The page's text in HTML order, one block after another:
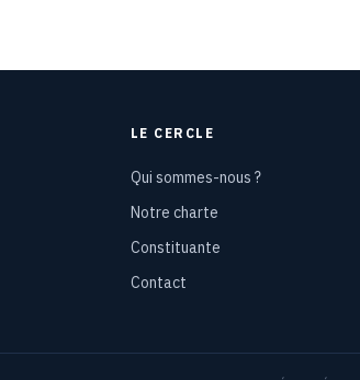
LE CERCLE
Qui sommes-nous ?
Notre charte
Constituante
Contact